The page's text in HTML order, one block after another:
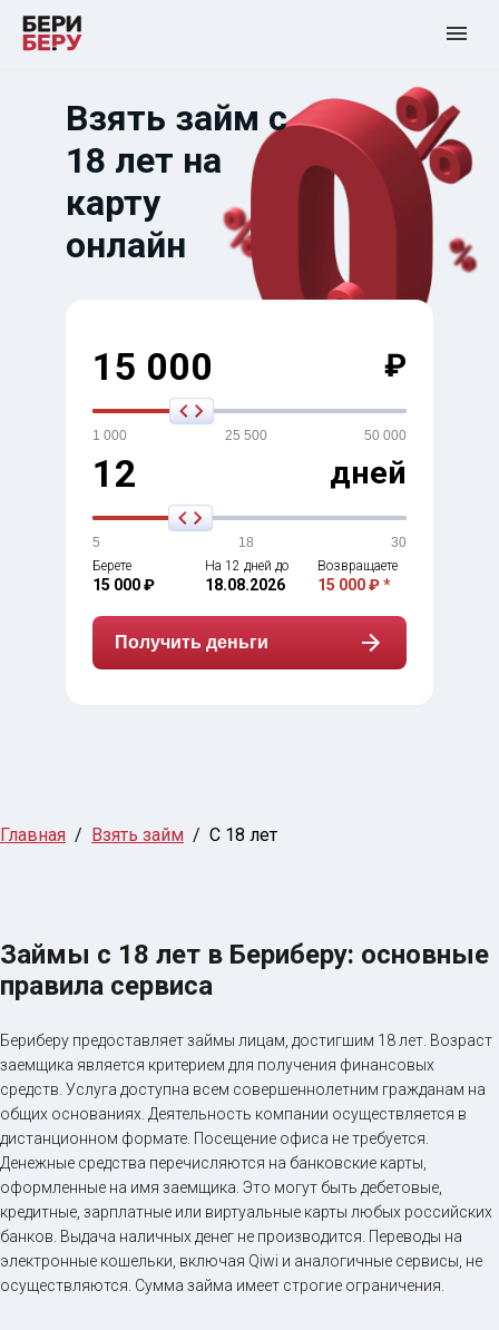
Взять займ с
18 лет на
карту
онлайн
15 000 ₽
1 000 25 500 50 000
12 дней
5 18
30
Берете
15 000 ₽
На 12 дней до
18.08.2026
Возвращаете
15 000 ₽ *
Получить деньги
Главная Взять займ С 18 лет
Займы с 18 лет в Бериберу: основные
правила сервиса
Бериберу предоставляет займы лицам, достигшим 18 лет. Возраст
заемщика является критерием для получения финансовых
средств. Услуга доступна всем совершеннолетним гражданам на
общих основаниях. Деятельность компании осуществляется в
дистанционном формате. Посещение офиса не требуется.
Денежные средства перечисляются на банковские карты,
оформленные на имя заемщика. Это могут быть дебетовые,
кредитные, зарплатные или виртуальные карты любых российских
банков. Выдача наличных денег не производится. Переводы на
электронные кошельки, включая Qiwi и аналогичные сервисы, не
осуществляются. Сумма займа имеет строгие ограничения.